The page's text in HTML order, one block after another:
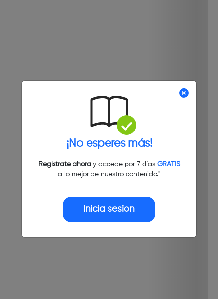
¡No esperes más!
Regístrate ahoray accede por 7 días GRATIS
a lo mejor de nuestro contenido."
Inicia sesión